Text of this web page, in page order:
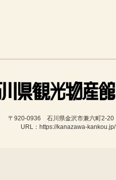
〒920-0936　石川県金沢市兼六町2-20
URL：https://kanazawa-kankou.jp/